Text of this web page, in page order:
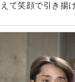
て笑顔で引き揚